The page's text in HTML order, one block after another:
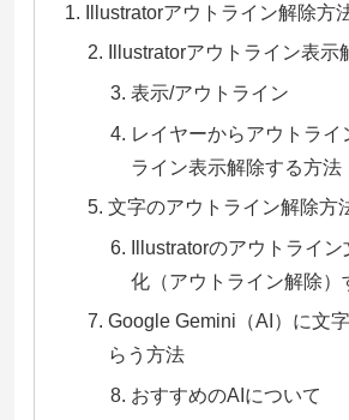
Illustratorアウトライン解除方
Illustratorアウトライン表示
表示/アウトライン
レイヤーからアウトライ
ライン表示解除する方法
文字のアウトライン解除方
Illustratorのアウトライ
化（アウトライン解除）
Google Gemini（AI）に文
らう方法
おすすめのAIについて